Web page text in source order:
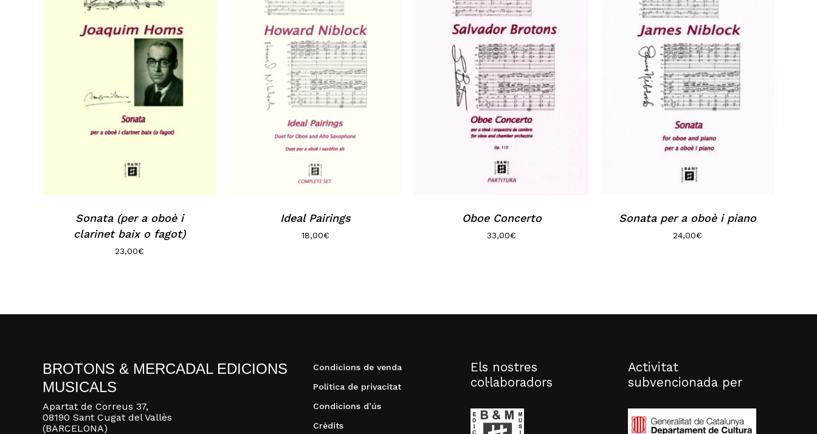
Sonata (per a oboè i
clarinet baix o fagot)
23,00€
Ideal Pairings
18,00€
Oboe Concerto
33,00€
Sonata per a oboè i piano
24,00€
BROTONS & MERCADAL EDICIONS
MUSICALS
Apartat de Correus 37,
08190 Sant Cugat del Vallès
(BARCELONA)
Condicions de venda
Política de privacitat
Condicions d’ús
Crèdits
Els nostres
col·laboradors
Activitat
subvencionada per